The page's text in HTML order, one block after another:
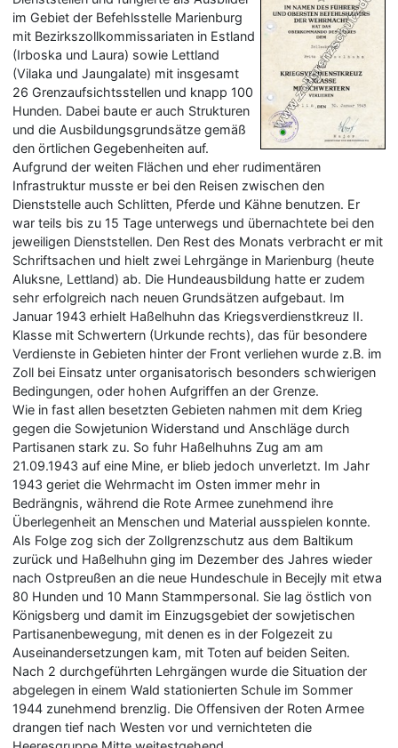
im Gebiet der Befehlsstelle Marienburg
mit Bezirkszollkommissariaten in Estland
(Irboska und Laura) sowie Lettland
(Vilaka und Jaungalate) mit insgesamt
26 Grenzaufsichtsstellen und knapp 100
Hunden. Dabei baute er auch Strukturen
und die Ausbildungsgrundsätze gemäß
den örtlichen Gegebenheiten auf.
Aufgrund der weiten Flächen und eher rudimentären
Infrastruktur musste er bei den Reisen zwischen den
Dienststelle auch Schlitten, Pferde und Kähne benutzen. Er
war teils bis zu 15 Tage unterwegs und übernachtete bei den
jeweiligen Dienststellen. Den Rest des Monats verbracht er mit
Schriftsachen und hielt zwei Lehrgänge in Marienburg (heute
Aluksne, Lettland) ab. Die Hundeausbildung hatte er zudem
sehr erfolgreich nach neuen Grundsätzen aufgebaut. Im
Januar 1943 erhielt Haßelhuhn das Kriegsverdienstkreuz II.
Klasse mit Schwertern (Urkunde rechts), das für besondere
Verdienste in Gebieten hinter der Front verliehen wurde z.B. im
Zoll bei Einsatz unter organisatorisch besonders schwierigen
Bedingungen, oder hohen Aufgriffen an der Grenze.
Wie in fast allen besetzten Gebieten nahmen mit dem Krieg
gegen die Sowjetunion Widerstand und Anschläge durch
Partisanen stark zu. So fuhr Haßelhuhns Zug am am
21.09.1943 auf eine Mine, er blieb jedoch unverletzt. Im Jahr
1943 geriet die Wehrmacht im Osten immer mehr in
Bedrängnis, während die Rote Armee zunehmend ihre
Überlegenheit an Menschen und Material ausspielen konnte.
Als Folge zog sich der Zollgrenzschutz aus dem Baltikum
zurück und Haßelhuhn ging im Dezember des Jahres wieder
nach Ostpreußen an die neue Hundeschule in Becejly mit etwa
80 Hunden und 10 Mann Stammpersonal. Sie lag östlich von
Königsberg und damit im Einzugsgebiet der sowjetischen
Partisanenbewegung, mit denen es in der Folgezeit zu
Auseinandersetzungen kam, mit Toten auf beiden Seiten.
Nach 2 durchgeführten Lehrgängen wurde die Situation der
abgelegen in einem Wald stationierten Schule im Sommer
1944 zunehmend brenzlig. Die Offensiven der Roten Armee
drangen tief nach Westen vor und vernichteten die